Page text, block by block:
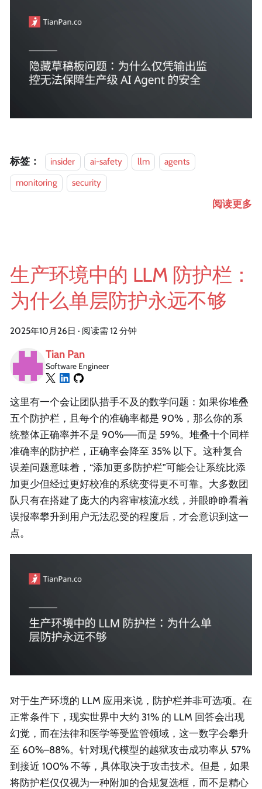
标签： insider ai-safety llm
agents
monitoring
security
阅读更多
生产环境中的 LLM 防护栏：
为什么单层防护永远不够
2025年10月26日 · 阅读需 12 分钟
Tian Pan
Software Engineer
这里有一个会让团队措手不及的数学问题：如果你堆叠
五个防护栏，且每个的准确率都是 90%，那么你的系
统整体正确率并不是 90%——而是 59%。堆叠十个同样
准确率的防护栏，正确率会降至 35% 以下。这种复合
误差问题意味着，“添加更多防护栏”可能会让系统比添
加更少但经过更好校准的系统变得更不可靠。大多数团
队只有在搭建了庞大的内容审核流水线，并眼睁睁看着
误报率攀升到用户无法忍受的程度后，才会意识到这一
点。
对于生产环境的 LLM 应用来说，防护栏并非可选项。在
正常条件下，现实世界中大约 31% 的 LLM 回答会出现
幻觉，而在法律和医学等受监管领域，这一数字会攀升
至 60%–88%。针对现代模型的越狱攻击成功率从 57%
到接近 100% 不等，具体取决于攻击技术。但是，如果
将防护栏仅仅视为一种附加的合规复选框，而不是精心